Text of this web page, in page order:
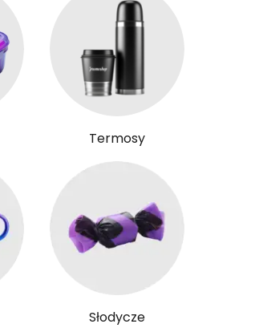
Termosy
Słodycze